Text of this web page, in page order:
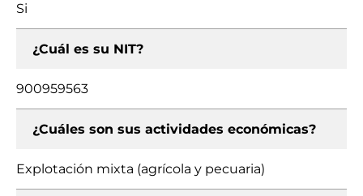
Si
¿Cuál es su NIT?
900959563
¿Cuáles son sus actividades económicas?
Explotación mixta (agrícola y pecuaria)